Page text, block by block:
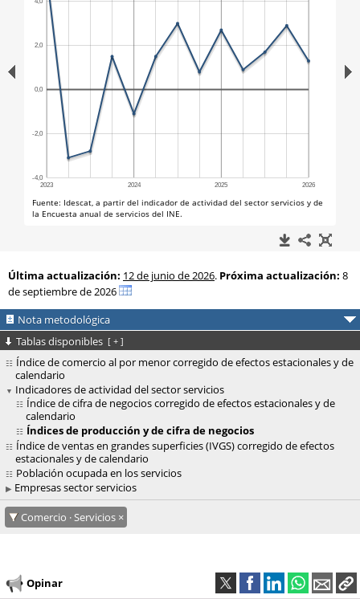
Última actualización: 12 de junio de 2026. Próxima actualización: 8
de septiembre de 2026
Nota metodológica
Tablas disponibles [ + ]
Índice de comercio al por menor corregido de efectos estacionales y de
calendario
Indicadores de actividad del sector servicios
Índice de cifra de negocios corregido de efectos estacionales y de
calendario
Índices de producción y de cifra de negocios
Índice de ventas en grandes superficies (IVGS) corregido de efectos
estacionales y de calendario
Población ocupada en los servicios
Empresas sector servicios
Comercio · Servicios
Opinar